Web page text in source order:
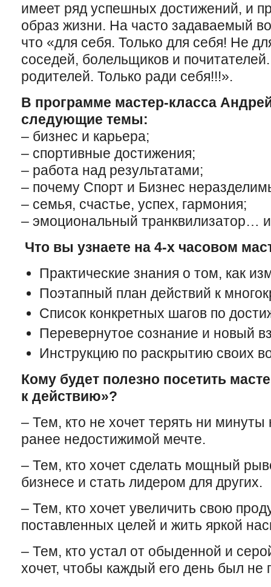
имеет ряд успешных достижений, и
образ жизни. На часто задаваемый
что «для себя. Только для себя! Не
соседей, болельщиков и
родителей. Только ради себя!!!».
В программе мастер-класса
следующие темы:
– бизнес и карьера;
– спортивные достижения;
– работа над результатами;
– почему Спорт и Бизнес
– семья, счастье, успех, гармония;
– эмоциональный транквилизатор…
Что вы узнаете на 4-х часовом
Практические знания о том, как
Поэтапный план действий к
Список конкретных шагов по
Перевернутое сознание и новый
Инструкцию по раскрытию своих
Кому будет полезно посетить
к действию»?
– Тем, кто не хочет терять ни минуты
ранее недостижимой мечте.
– Тем, кто хочет сделать мощный
бизнесе и стать лидером для других.
– Тем, кто хочет увеличить свою
поставленных целей и жить яркой
– Тем, кто устал от обыденной и
хочет, чтобы каждый его день был